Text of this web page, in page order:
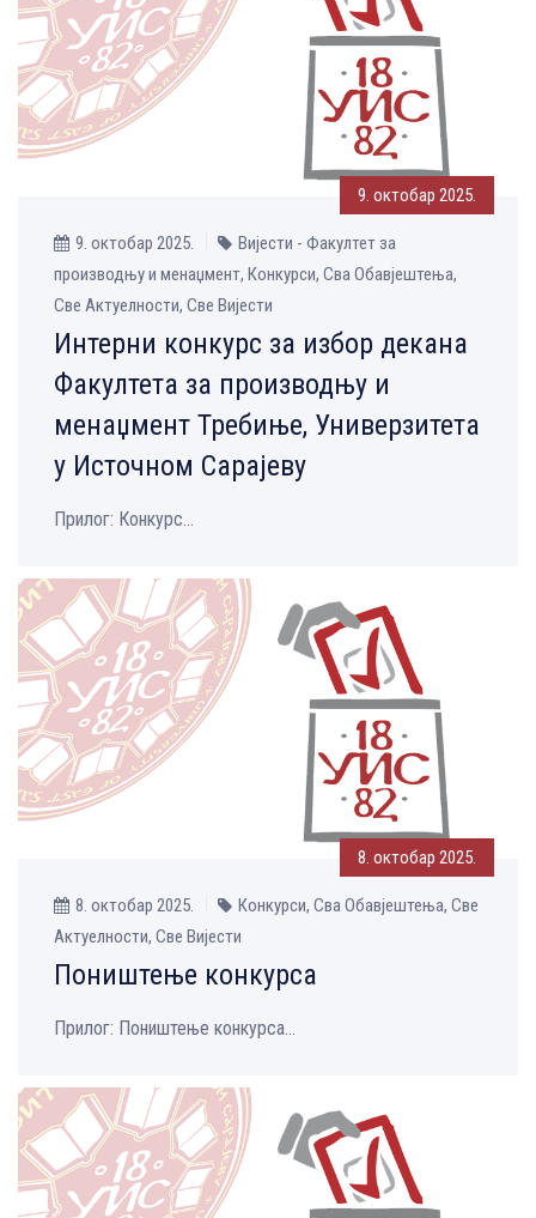
9. октобар 2025.
9. октобар 2025.
Вијести - Факултет за
производњу и менаџмент, Конкурси, Сва Обавјештења,
Све Aктуелности, Све Вијести
Интерни конкурс за избор декана
Факултета за производњу и
менаџмент Требиње, Универзитета
у Источном Сарајеву
Прилог: Конкурс...
8. октобар 2025.
8. октобар 2025.
Конкурси, Сва Обавјештења, Све
Aктуелности, Све Вијести
Поништење конкурса
Прилог: Поништење конкурса...